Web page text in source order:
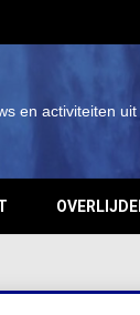
en activiteiten